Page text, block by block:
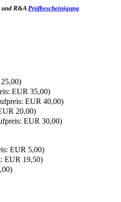
und R&APrüfbescheinigung
EUR 35,00)
EUR 40,00)
20,00)
EUR 30,00)
EUR 5,00)
EUR 19,50)